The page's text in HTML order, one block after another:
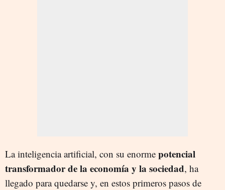
La inteligencia artificial, con su enorme potencial
transformador de la economía y la sociedad, ha
llegado para quedarse y, en estos primeros pasos de